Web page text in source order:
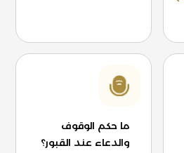
ما حكم الوقوف
والدعاء عند القبور؟